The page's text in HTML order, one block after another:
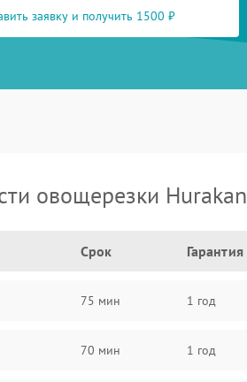
заявку и получить 1500 ₽
овощерезки Hurakan
Срок Гарантия
75 мин 1 год
70 мин 1 год